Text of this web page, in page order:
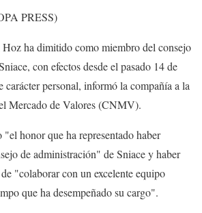
PRESS)
Hoz ha dimitido como miembro del consejo
con efectos desde el pasado 14 de
carácter personal, informó la compañía a la
Mercado de Valores (CNMV).
honor que ha representado haber
de administración" de Sniace y haber
"colaborar con un excelente equipo
que ha desempeñado su cargo".